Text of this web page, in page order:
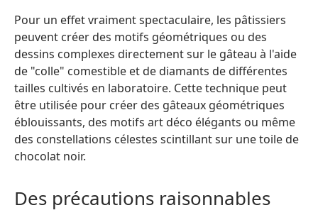
Pour un effet vraiment spectaculaire, les pâtissiers
peuvent créer des motifs géométriques ou des
dessins complexes directement sur le gâteau à l'aide
de "colle" comestible et de diamants de différentes
tailles cultivés en laboratoire. Cette technique peut
être utilisée pour créer des gâteaux géométriques
éblouissants, des motifs art déco élégants ou même
des constellations célestes scintillant sur une toile de
chocolat noir.
Des précautions raisonnables